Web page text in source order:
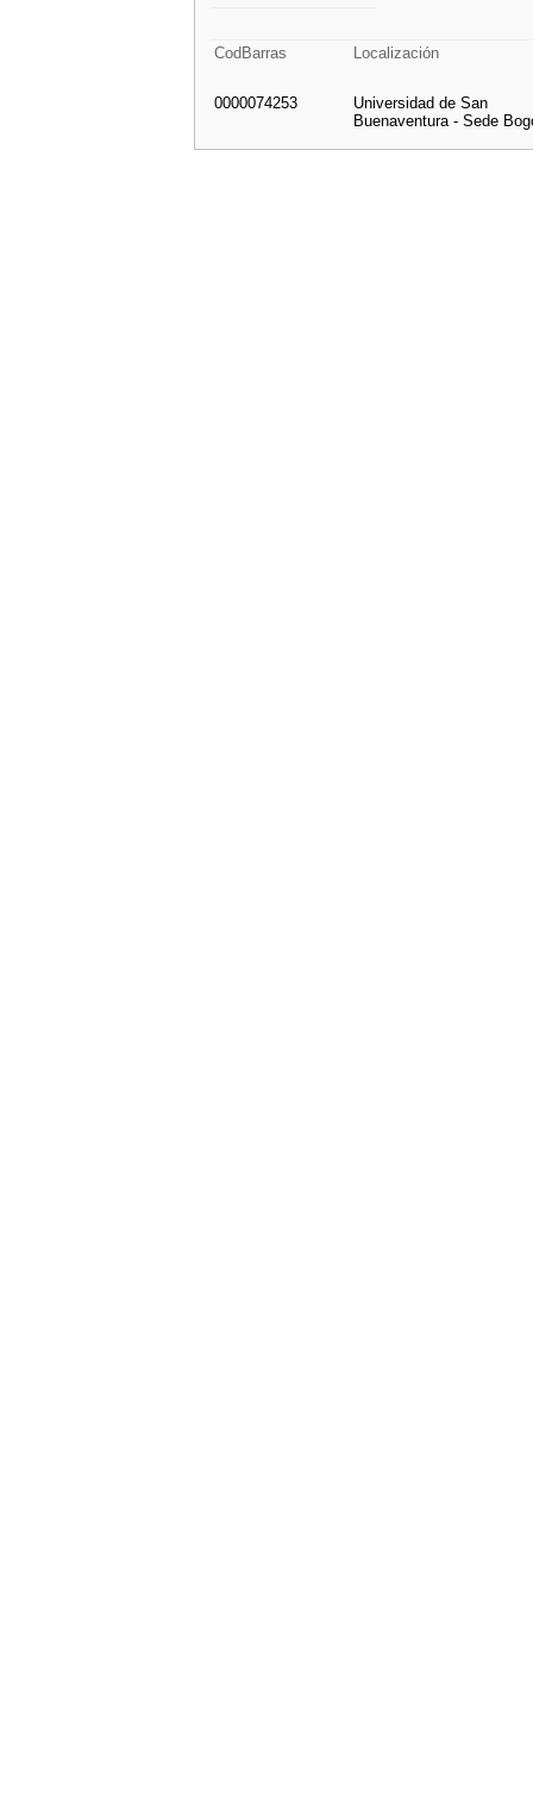
CodBarras Localización
0000074253
Universidad de San
Buenaventura - Sede